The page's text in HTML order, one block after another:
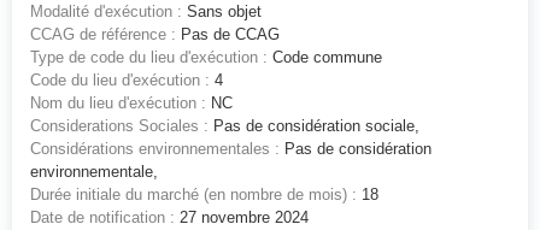
Modalité d'exécution : Sans objet
CCAG de référence : Pas de CCAG
Type de code du lieu d'exécution : Code commune
Code du lieu d'exécution : 4
Nom du lieu d'exécution : NC
Considerations Sociales : Pas de considération sociale,
Considérations environnementales : Pas de considération
environnementale,
Durée initiale du marché (en nombre de mois) : 18
Date de notification : 27 novembre 2024